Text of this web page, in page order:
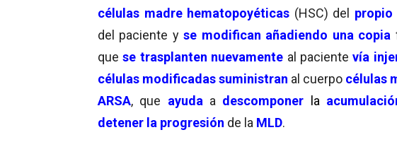
células madre hematopoyéticas (HSC) del propio
del paciente yse modifican añadiendo una copia
quese trasplanten nuevamente al pacientevía
células modificadas suministran al cuerpo células
ARSA, que ayuda a descomponer la
detener la progresión de la MLD.